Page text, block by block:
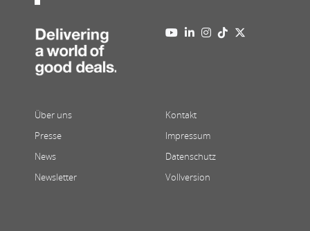
Über uns
Presse
News
Newsletter
Kontakt
Impressum
Datenschutz
Vollversion